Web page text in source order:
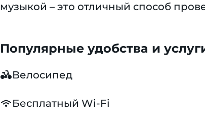
музыкой – это отличный способ
Популярные удобства и
Велосипед
Бесплатный Wi-Fi